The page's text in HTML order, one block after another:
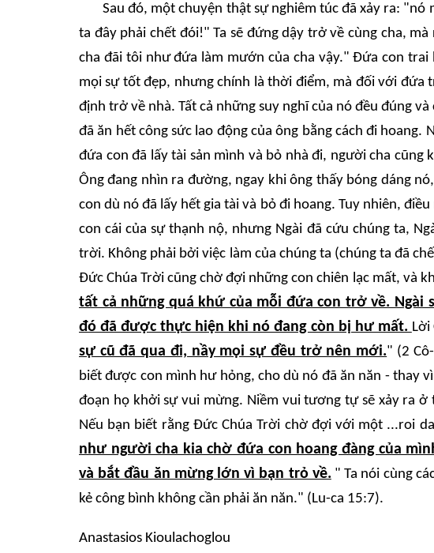
Sau đó, một chuyện thật sự nghiêm túc đã xảy ra:
ta đây phải chết đói!" Ta sẽ đứng dậy trở về cùng cha,
cha đãi tôi như đứa làm mướn của cha vậy." Đứa con
mọi sự tốt đẹp, nhưng chính là thời điểm, mà đối với đứa
định trở về nhà. Tất cả những suy nghĩ của nó đều đúng
đã ăn hết công sức lao động của ông bằng cách đi
đứa con đã lấy tài sản mình và bỏ nhà đi, người cha
Ông đang nhìn ra đường, ngay khi ông thấy bóng dáng
con dù nó đã lấy hết gia tài và bỏ đi hoang. Tuy nhiên,
con cái của sự thạnh nộ, nhưng Ngài đã cứu chúng ta,
trời. Không phải bởi việc làm của chúng ta (chúng ta đã
Đức Chúa Trời cũng chờ đợi những con chiên lạc mất, và
tất cả những quá khứ của mỗi đứa con trở về.
đó đã được thực hiện khi nó đang còn bị hư mất. Lời
sự cũ đã qua đi, nầy mọi sự đều trở nên mới." (2
biết được con mình hư hỏng, cho dù nó đã ăn năn - thay
đoạn họ khởi sự vui mừng. Niềm vui tương tự sẽ xảy ra
Nếu bạn biết rằng Đức Chúa Trời chờ đợi với một ...roi
như người cha kia chờ đứa con hoang đàng của
và bắt đầu ăn mừng lớn vì bạn trỏ về." Ta nói cùng
kẻ công bình không cần phải ăn năn." (Lu-ca 15:7).
Anastasios Kioulachoglou